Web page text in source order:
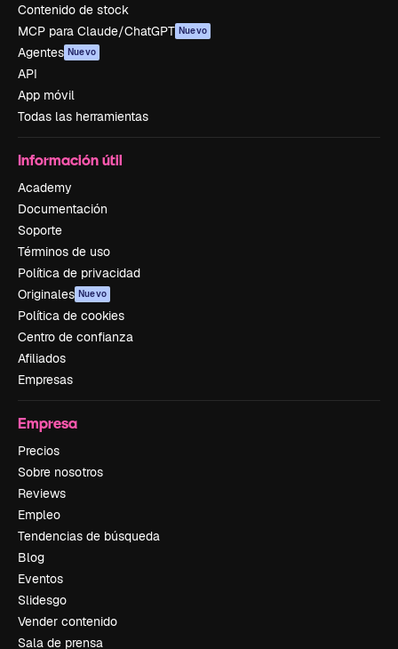
Contenido de stock
MCP para Claude/ChatGPT Nuevo
Agentes Nuevo
API
App móvil
Todas las herramientas
Información útil
Academy
Documentación
Soporte
Términos de uso
Política de privacidad
Originales Nuevo
Política de cookies
Centro de confianza
Afiliados
Empresas
Empresa
Precios
Sobre nosotros
Reviews
Empleo
Tendencias de búsqueda
Blog
Eventos
Slidesgo
Vender contenido
Sala de prensa